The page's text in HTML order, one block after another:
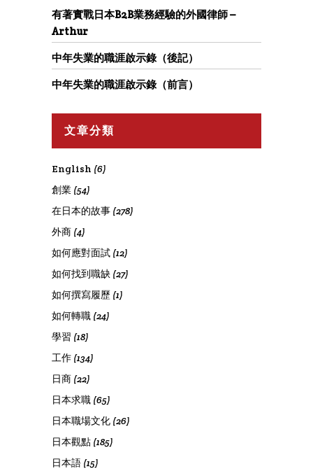
有著實戰日本B2B業務經驗的外國律師 –
Arthur
中年失業的職涯啟示錄（後記）
中年失業的職涯啟示錄（前言）
文章分類
English (6)
創業 (54)
在日本的故事 (278)
外商 (4)
如何應對面試 (12)
如何找到職缺 (27)
如何撰寫履歷 (1)
如何轉職 (24)
學習 (18)
工作 (134)
日商 (22)
日本求職 (65)
日本職場文化 (26)
日本觀點 (185)
日本語 (15)